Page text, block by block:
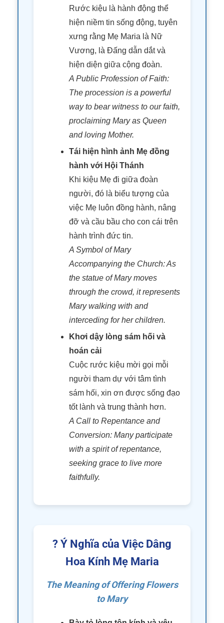
Rước kiệu là hành động thể
hiện niềm tin sống động, tuyên
xưng rằng Mẹ Maria là Nữ
Vương, là Đấng dẫn dắt và
hiện diện giữa cộng đoàn.
A Public Profession of Faith:
The procession is a powerful
way to bear witness to our faith,
proclaiming Mary as Queen
and loving Mother.
Tái hiện hình ảnh Mẹ đồng
hành với Hội Thánh
Khi kiệu Mẹ đi giữa đoàn
người, đó là biểu tượng của
việc Mẹ luôn đồng hành, nâng
đỡ và cầu bầu cho con cái trên
hành trình đức tin.
A Symbol of Mary
Accompanying the Church: As
the statue of Mary moves
through the crowd, it represents
Mary walking with and
interceding for her children.
Khơi dậy lòng sám hối và
hoán cải
Cuộc rước kiệu mời gọi mỗi
người tham dự với tâm tình
sám hối, xin ơn được sống đạo
tốt lành và trung thành hơn.
A Call to Repentance and
Conversion: Many participate
with a spirit of repentance,
seeking grace to live more
faithfully.
? Ý Nghĩa của Việc Dâng
Hoa Kính Mẹ Maria
The Meaning of Offering Flowers
to Mary